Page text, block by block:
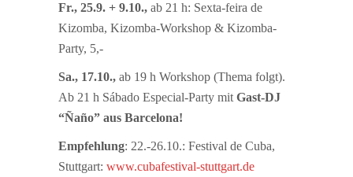
Fr., 25.9. + 9.10., ab 21 h: Sexta-feira de
Kizomba, Kizomba-Workshop & Kizomba-
Party, 5,-
Sa., 17.10., ab 19 h Workshop (Thema folgt).
Ab 21 h Sábado Especial-Party mit Gast-DJ
“Ñaño” aus Barcelona!
Empfehlung: 22.-26.10.: Festival de Cuba,
Stuttgart: www.cubafestival-stuttgart.de